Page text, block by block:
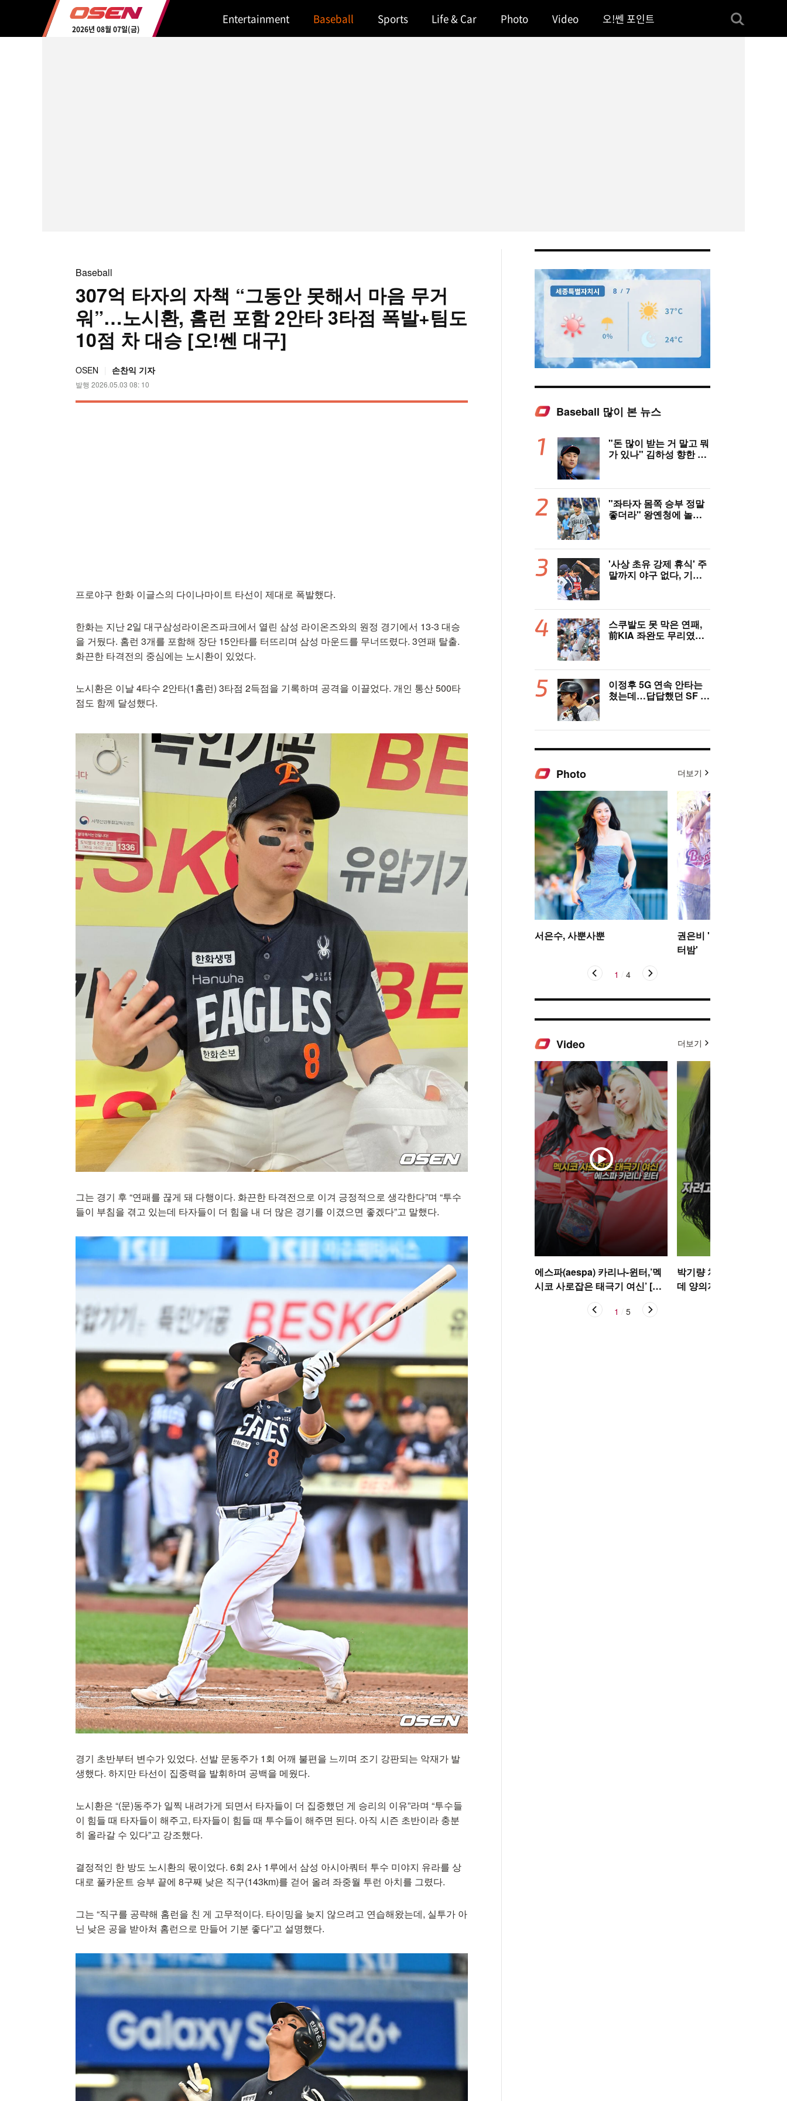
2026년 08월 07일(금)
Entertainment Baseball Sports Life & Car Photo Video 오!쎈 포인트
Baseball
307억 타자의 자책 “그동안 못해서 마음 무거
워”…노시환, 홈런 포함 2안타 3타점 폭발+팀도
10점 차 대승 [오!쎈 대구]
OSEN 손찬익 기자
발행 2026.05.03 08: 10
프로야구 한화 이글스의 다이나마이트 타선이 제대로 폭발했다.
한화는 지난 2일 대구삼성라이온즈파크에서 열린 삼성 라이온즈와의 원정 경기에서 13-3 대승
을 거뒀다. 홈런 3개를 포함해 장단 15안타를 터뜨리며 삼성 마운드를 무너뜨렸다. 3연패 탈출.
화끈한 타격전의 중심에는 노시환이 있었다.
노시환은 이날 4타수 2안타(1홈런) 3타점 2득점을 기록하며 공격을 이끌었다. 개인 통산 500타
점도 함께 달성했다.
그는 경기 후 “연패를 끊게 돼 다행이다. 화끈한 타격전으로 이겨 긍정적으로 생각한다”며 “투수
들이 부침을 겪고 있는데 타자들이 더 힘을 내 더 많은 경기를 이겼으면 좋겠다”고 말했다.
경기 초반부터 변수가 있었다. 선발 문동주가 1회 어깨 불편을 느끼며 조기 강판되는 악재가 발
생했다. 하지만 타선이 집중력을 발휘하며 공백을 메웠다.
노시환은 “(문)동주가 일찍 내려가게 되면서 타자들이 더 집중했던 게 승리의 이유”라며 “투수들
이 힘들 때 타자들이 해주고, 타자들이 힘들 때 투수들이 해주면 된다. 아직 시즌 초반이라 충분
히 올라갈 수 있다”고 강조했다.
결정적인 한 방도 노시환의 몫이었다. 6회 2사 1루에서 삼성 아시아쿼터 투수 미야지 유라를 상
대로 풀카운트 승부 끝에 8구째 낮은 직구(143km)를 걷어 올려 좌중월 투런 아치를 그렸다.
그는 “직구를 공략해 홈런을 친 게 고무적이다. 타이밍을 늦지 않으려고 연습해왔는데, 실투가 아
닌 낮은 공을 받아쳐 홈런으로 만들어 기분 좋다”고 설명했다.
Baseball 많이 본 뉴스
"돈 많이 받는 거 말고 뭐
가 있나" 김하성 향한 현
판
"좌타자 몸쪽 승부 정말
좋더라" 왕옌청에 놀란
위 좋아지고 안정감 생겼
다" [오!쎈 대구]
'사상 초유 강제 휴식' 주
말까지 야구 없다, 기록
시 개시 [공식발표]
스쿠발도 못 막은 연패,
前KIA 좌완도 무리였
패 수렁 [LAD 리뷰]
이정후 5G 연속 안타는
쳤는데…답답했던 SF 타
Photo 더보기
서은수, 사뿐사뿐
권은비 '야구장 더위 날리
터밤'
1 4
Video 더보기
에스파(aespa) 카리나-윈터,’멕
시코 사로잡은 태극기 여신’ [O!
박기량 치어리더, 자려고
데 양의지 [O! SPORTS
1 5